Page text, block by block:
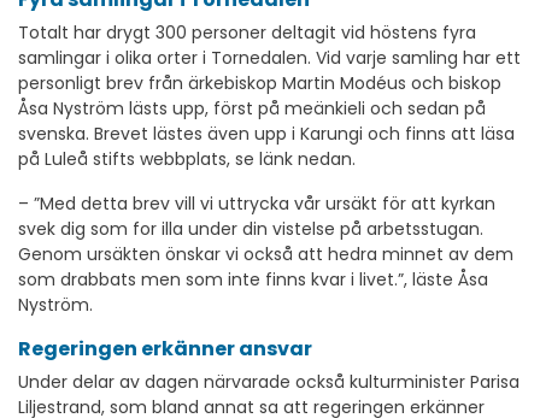
Totalt har drygt 300 personer deltagit vid höstens fyra
samlingar i olika orter i Tornedalen. Vid varje samling har ett
personligt brev från ärkebiskop Martin Modéus och biskop
Åsa Nyström lästs upp, först på meänkieli och sedan på
svenska. Brevet lästes även upp i Karungi och finns att läsa
på Luleå stifts webbplats, se länk nedan.
– ”Med detta brev vill vi uttrycka vår ursäkt för att kyrkan
svek dig som for illa under din vistelse på arbetsstugan.
Genom ursäkten önskar vi också att hedra minnet av dem
som drabbats men som inte finns kvar i livet.”, läste Åsa
Nyström.
Regeringen erkänner ansvar
Under delar av dagen närvarade också kulturminister Parisa
Liljestrand, som bland annat sa att regeringen erkänner